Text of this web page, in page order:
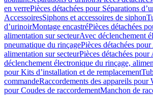
en verrePièces détachées pour Séparations
AccessoiresSiphons et accessoires de siphon
dʼurinoirMontage encastréPièces détachées
alimentation sur secteurAvec déclenchement
pneumatique du rinçagePièces détachées
alimentation sur secteurPièces détachées
déclenchement électronique du rinçage,
pour Kits d’installation et de remplacement
commandeRaccordements des appareils
pour Coudes de raccordementManchon de